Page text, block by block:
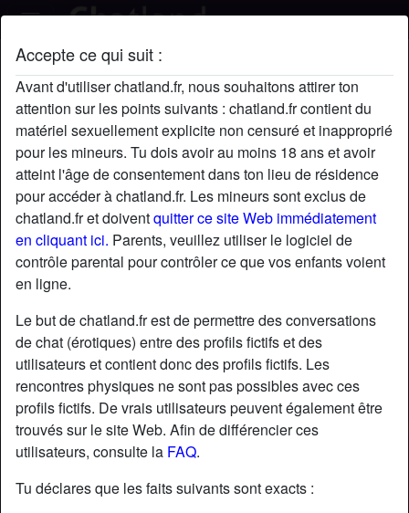
Accepte ce qui suit :
Avant d'utiliser chatland.fr, nous souhaitons attirer ton
attention sur les points suivants : chatland.fr contient du
matériel sexuellement explicite non censuré et inapproprié
pour les mineurs. Tu dois avoir au moins 18 ans et avoir
atteint l'âge de consentement dans ton lieu de résidence
pour accéder à chatland.fr. Les mineurs sont exclus de
chatland.fr et doiventquitter ce site Web immédiatement
en cliquant ici. Parents, veuillez utiliser le logiciel de
contrôle parental pour contrôler ce que vos enfants voient
en ligne.
Le but de chatland.fr est de permettre des conversations
de chat (érotiques) entre des profils fictifs et des
utilisateurs et contient donc des profils fictifs. Les
rencontres physiques ne sont pas possibles avec ces
profils fictifs. De vrais utilisateurs peuvent également être
trouvés sur le site Web. Afin de différencier ces
utilisateurs, consulte la FAQ.
Tu déclares que les faits suivants sont exacts :
JeunePourMur's profil
starAjouter chatDiscuter !
Nickname:
Âge:
22